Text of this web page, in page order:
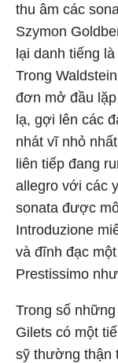
thu âm các
Szymon
lại danh tiếng
Trong
đơn mở đầu
lạ, gợi lên các
nhát vĩ nhỏ
liên tiếp đang
allegro với các
sonata được
Introduzione
và đĩnh đạc
Prestissimo
Trong số
Gilets có một
sỹ thường thận